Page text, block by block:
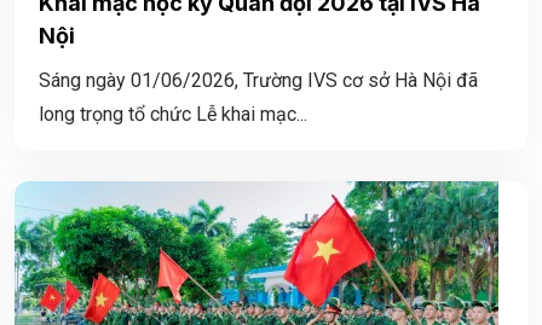
Nội
Sáng ngày 01/06/2026, Trường IVS cơ sở Hà Nội đã
long trọng tổ chức Lễ khai mạc...